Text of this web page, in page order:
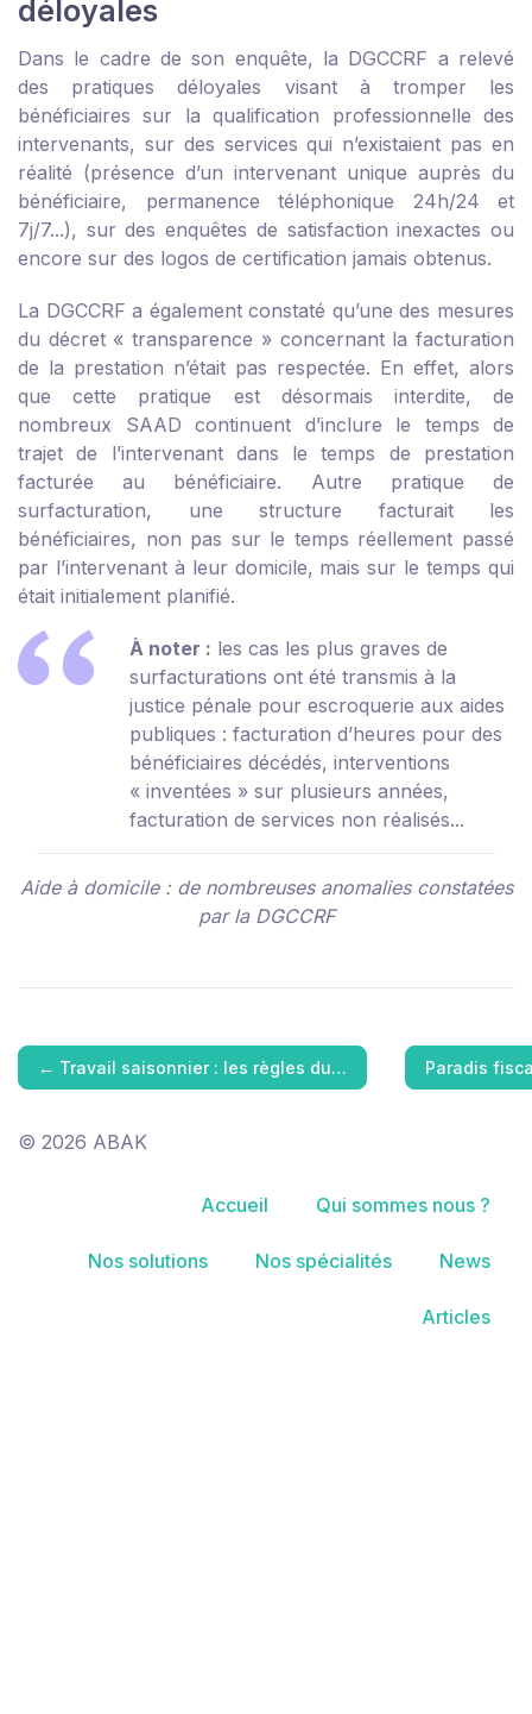
déloyales
Dans le cadre de son enquête, la DGCCRF a relevé
des pratiques déloyales visant à tromper les
bénéficiaires sur la qualification professionnelle des
intervenants, sur des services qui n’existaient pas en
réalité (présence d’un intervenant unique auprès du
bénéficiaire, permanence téléphonique 24h/24 et
7j/7...), sur des enquêtes de satisfaction inexactes ou
encore sur des logos de certification jamais obtenus.
La DGCCRF a également constaté qu’une des mesures
du décret « transparence » concernant la facturation
de la prestation n’était pas respectée. En effet, alors
que cette pratique est désormais interdite, de
nombreux SAAD continuent d’inclure le temps de
trajet de l’intervenant dans le temps de prestation
facturée au bénéficiaire. Autre pratique de
surfacturation, une structure facturait les
bénéficiaires, non pas sur le temps réellement passé
par l’intervenant à leur domicile, mais sur le temps qui
était initialement planifié.
À noter : les cas les plus graves de
surfacturations ont été transmis à la
justice pénale pour escroquerie aux aides
publiques : facturation d’heures pour des
bénéficiaires décédés, interventions
« inventées » sur plusieurs années,
facturation de services non réalisés...
Aide à domicile : de nombreuses anomalies constatées
par la DGCCRF
← Travail saisonnier : les règles du… Paradis
© 2026 ABAK
Accueil Qui sommes nous ?
Nos solutions Nos spécialités News
Articles